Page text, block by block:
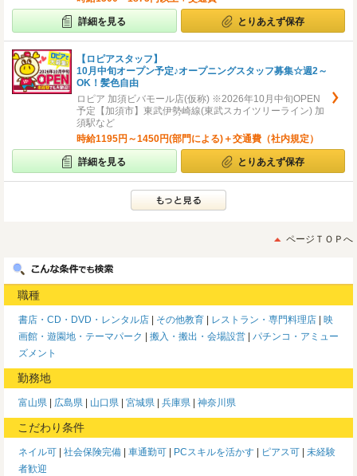
詳細を見る とりあえず保存
【ロピアスタッフ】
10月中旬オープン予定♪オープニングスタッフ募集☆週2～
OK！髪色自由
ロピア 加須ビバモール店(仮称) ※2026年10月中旬OPEN
予定【加須市】東武伊勢崎線(東武スカイツリーライン) 加
須駅など
時給1195円～1450円(部門による)＋交通費（社内規定）
詳細を見る とりあえず保存
ページＴＯＰへ
職種
書店・CD・DVD・レンタル店 その他教育 レストラン・専門料理店
映
画館・遊園地・テーマパーク
搬入・搬出・会場設営
パチンコ・アミュー
ズメント
勤務地
富山県 広島県 山口県 宮城県 兵庫県 神奈川県
こだわり条件
ネイル可 社会保険完備 車通勤可 PCスキルを活かす ピアス可
未経験
者歓迎